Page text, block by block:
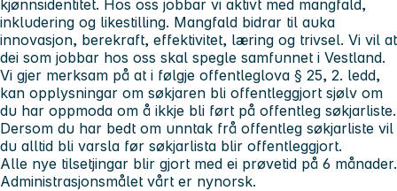
kjønnsidentitet. Hos oss jobbar vi aktivt med mangfald,
inkludering og likestilling. Mangfald bidrar til auka
innovasjon, berekraft, effektivitet, læring og trivsel. Vi vil at
dei som jobbar hos oss skal spegle samfunnet i Vestland.
Vi gjer merksam på at i følgje offentleglova § 25, 2. ledd,
kan opplysningar om søkjaren bli offentleggjort sjølv om
du har oppmoda om å ikkje bli ført på offentleg søkjarliste.
Dersom du har bedt om unntak frå offentleg søkjarliste vil
du alltid bli varsla før søkjarlista blir offentleggjort.
Alle nye tilsetjingar blir gjort med ei prøvetid på 6 månader.
Administrasjonsmålet vårt er nynorsk.